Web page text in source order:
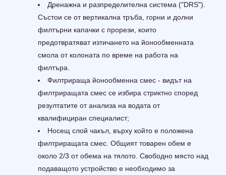
Дренажна и разпределителна система ("DRS").
Състои се от вертикална тръба, горни и долни
филтърни капачки с прорези, които
предотвратяват изтичането на йонообменната
смола от колоната по време на работа на
филтъра.
Филтрираща йонообменна смес - видът на
филтриращата смес се избира стриктно според
резултатите от анализа на водата от
квалифициран специалист;
Носещ слой чакъл, върху който е положена
филтриращата смес. Общият товарен обем е
около 2/3 от обема на тялото. Свободно място над
подаващото устройство е необходимо за